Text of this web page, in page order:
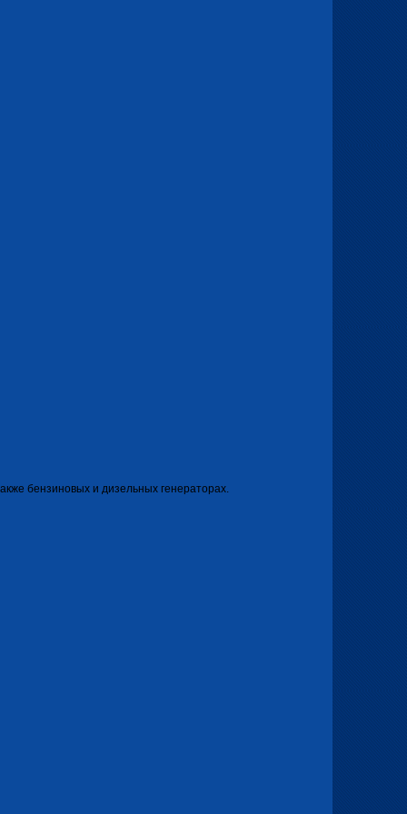
бензиновых и дизельных генераторах.